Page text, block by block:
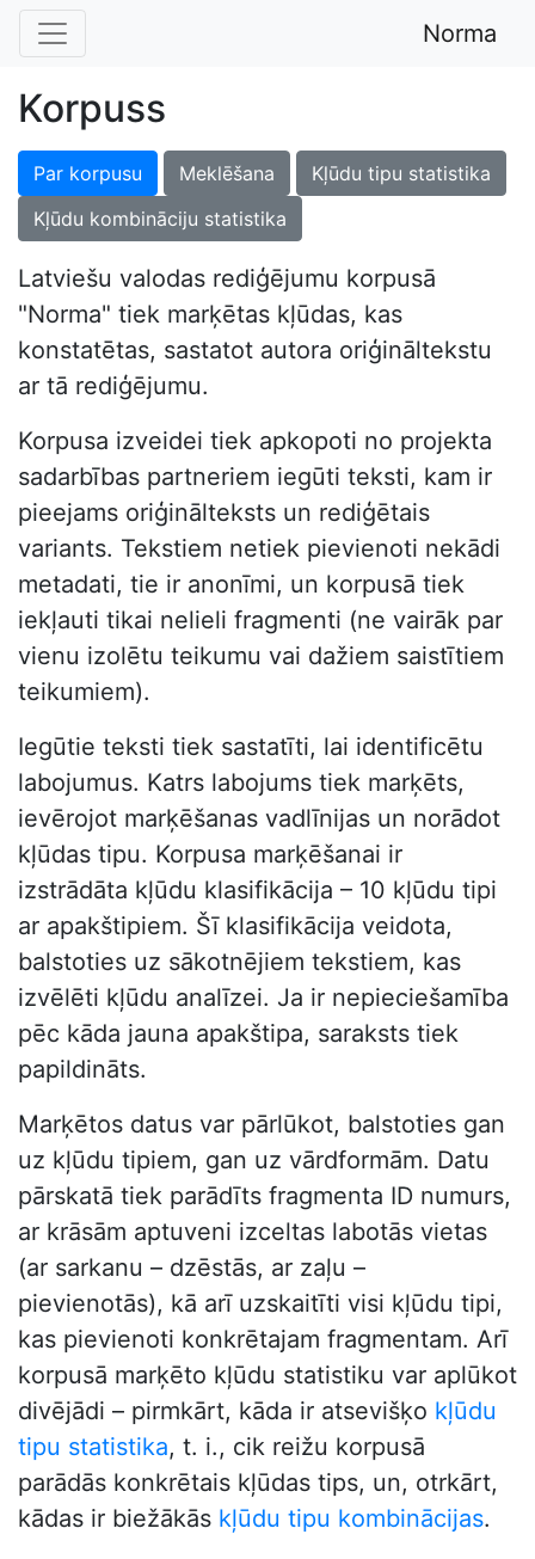
Norma
Korpuss
Par korpusu Meklēšana
Kļūdu tipu statistika
Kļūdu kombināciju statistika
Latviešu valodas rediģējumu korpusā
"Norma" tiek marķētas kļūdas, kas
konstatētas, sastatot autora oriģināltekstu
ar tā rediģējumu.
Korpusa izveidei tiek apkopoti no projekta
sadarbības partneriem iegūti teksti, kam ir
pieejams oriģinālteksts un rediģētais
variants. Tekstiem netiek pievienoti nekādi
metadati, tie ir anonīmi, un korpusā tiek
iekļauti tikai nelieli fragmenti (ne vairāk par
vienu izolētu teikumu vai dažiem saistītiem
teikumiem).
Iegūtie teksti tiek sastatīti, lai identificētu
labojumus. Katrs labojums tiek marķēts,
ievērojot marķēšanas vadlīnijas un norādot
kļūdas tipu. Korpusa marķēšanai ir
izstrādāta kļūdu klasifikācija – 10 kļūdu tipi
ar apakštipiem. Šī klasifikācija veidota,
balstoties uz sākotnējiem tekstiem, kas
izvēlēti kļūdu analīzei. Ja ir nepieciešamība
pēc kāda jauna apakštipa, saraksts tiek
papildināts.
Marķētos datus var pārlūkot, balstoties gan
uz kļūdu tipiem, gan uz vārdformām. Datu
pārskatā tiek parādīts fragmenta ID numurs,
ar krāsām aptuveni izceltas labotās vietas
(ar sarkanu – dzēstās, ar zaļu –
pievienotās), kā arī uzskaitīti visi kļūdu tipi,
kas pievienoti konkrētajam fragmentam. Arī
korpusā marķēto kļūdu statistiku var aplūkot
divējādi – pirmkārt, kāda ir atsevišķo kļūdu
tipu statistika, t. i., cik reižu korpusā
parādās konkrētais kļūdas tips, un, otrkārt,
kādas ir biežākās kļūdu tipu kombinācijas.